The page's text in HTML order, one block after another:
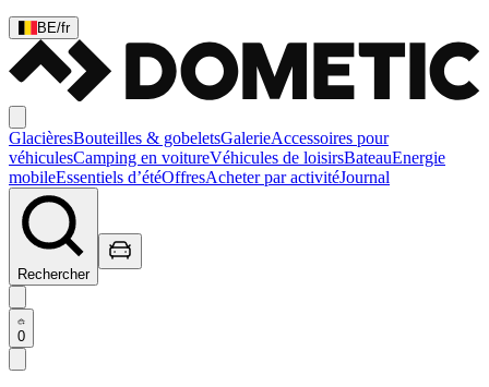
BE/fr
GlacièresBouteilles & gobeletsGalerieAccessoires pour
véhiculesCamping en voitureVéhicules de loisirsBateauEnergie
mobileEssentiels d’étéOffresAcheter par activitéJournal
Rechercher
0